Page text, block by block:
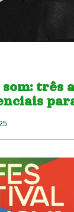
som: três